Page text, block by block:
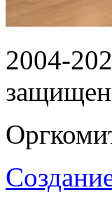
2004-